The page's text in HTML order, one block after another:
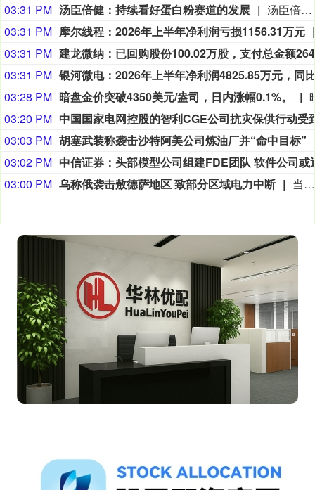
03:31 PM 汤臣倍健：持续看好蛋白粉赛道的发展
汤臣倍健在投资者业绩电话会表示，受益于消费者对增强免疫和运动营养的需求提升，蛋白粉品类需求持续增长，公司持续看好蛋白粉赛道的发展。
03:31 PM 摩尔线程：2026年上半年净利润亏损1156.31万元
03:31 PM
03:31 PM
03:28 PM 暗盘金价突破4350美元/盎司，日内涨幅0.1%。
03:20 PM
03:03 PM 胡塞武装称袭击沙特阿美公司炼油厂并“命中目标”
03:02 PM
03:00 PM 乌称俄袭击敖德萨地区 致部分区域电力中断 当地时间8月9日，敖德萨电力公司发布消息称，凌晨俄罗斯对敖德萨地区发动袭击后，当地出现停电情况，部分区域电力供应中断。目前抢修工作已开展，供电恢复作业正在推进。俄罗斯方面对此暂无回应。